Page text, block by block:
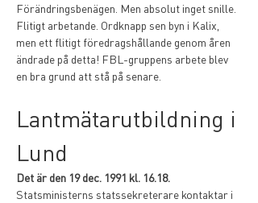
Förändringsbenägen. Men absolut inget snille.
Flitigt arbetande. Ordknapp sen byn i Kalix,
men ett flitigt föredragshållande genom åren
ändrade på detta! FBL-gruppens arbete blev
en bra grund att stå på senare.
Lantmätarutbildning i
Lund
Det är den 19 dec. 1991 kl. 16.18.
Statsministerns statssekreterare kontaktar i